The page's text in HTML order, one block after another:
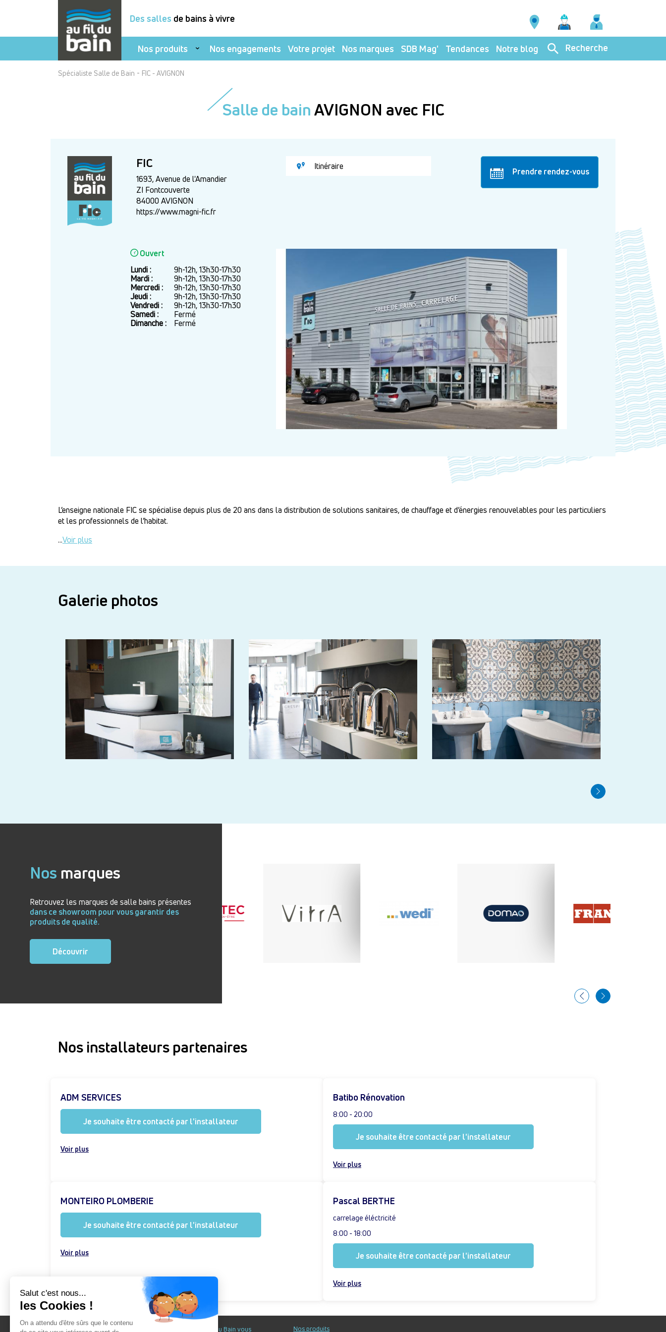
Des salles de bains à vivre
Nos produits Nos engagements Votre projet Nos marques SDB Mag' Tendances Notre blog Recherche
Spécialiste Salle de Bain - FIC - AVIGNON
Salle de bainAVIGNON avec FIC
FIC
1693, Avenue de l'Amandier
ZI Fontcouverte
84000 AVIGNON
https://www.magni-fic.fr
Itinéraire Prendre rendez-vous
Ouvert
Jour
Plage
horaire
Lundi :
9h-12h, 13h30-17h30
Mardi :
9h-12h, 13h30-17h30
Mercredi :
9h-12h, 13h30-17h30
Jeudi :
9h-12h, 13h30-17h30
Vendredi :
9h-12h, 13h30-17h30
Samedi :
Fermé
Dimanche :
Fermé
L’enseigne nationale FICse spécialise depuis plus de 20 ans dans la distribution de solutions sanitaires, de chauffage et d’énergies renouvelables pour les particuliers
et les professionnels de l’habitat.
...Voir plus
Galerie photos
Nos marques
Retrouvez les marques de salle bains présentes
dans ce showroom pour vous garantir des
produits de qualité.
Découvrir
Nos installateurs partenaires
ADM SERVICES
Je souhaite être contacté par l'installateur
Voir plus
Batibo Rénovation
8:00 - 20:00
Je souhaite être contacté par l'installateur
Voir plus
MONTEIRO PLOMBERIE
Je souhaite être contacté par l'installateur
Voir plus
Pascal BERTHE
carrelage éléctricité
8:00 - 18:00
Je souhaite être contacté par l'installateur
Voir plus
Au fil du Bain
Au fil du Bain vous
Nos produits